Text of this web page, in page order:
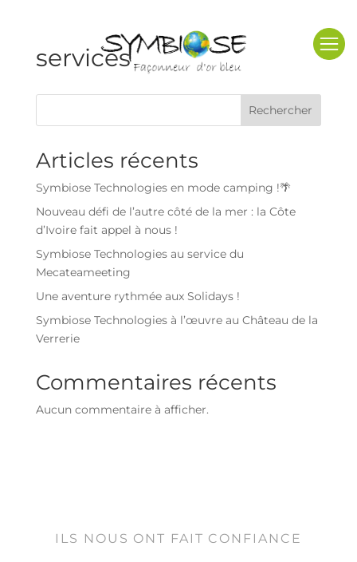
services
Rechercher
Articles récents
Symbiose Technologies en mode camping !🌴
Nouveau défi de l’autre côté de la mer : la Côte
d’Ivoire fait appel à nous !
Symbiose Technologies au service du
Mecateameeting
Une aventure rythmée aux Solidays !
Symbiose Technologies à l’œuvre au Château de la
Verrerie
Commentaires récents
Aucun commentaire à afficher.
ILS NOUS ONT FAIT CONFIANCE